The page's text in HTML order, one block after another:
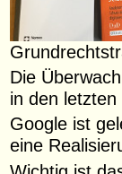
Die
in den
Google ist
eine